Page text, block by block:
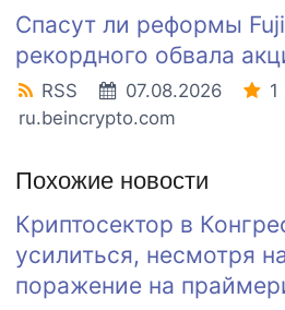
Спасут ли реформы
рекордного обвала
RSS 07.08.2026 1
ru.beincrypto.com
Похожие новости
Криптосектор в
усилиться, несмотря
поражение на